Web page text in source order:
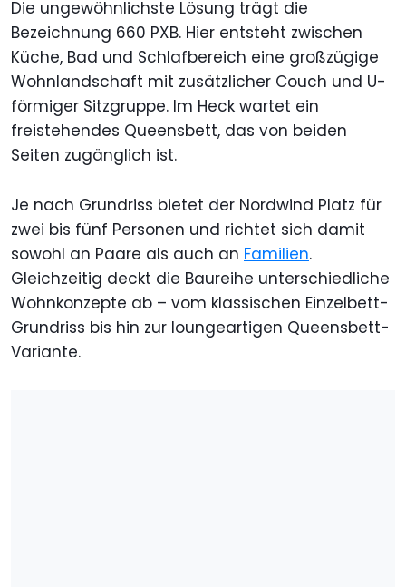
Die ungewöhnlichste Lösung trägt die
Bezeichnung 660 PXB. Hier entsteht zwischen
Küche, Bad und Schlafbereich eine großzügige
Wohnlandschaft mit zusätzlicher Couch und U-
förmiger Sitzgruppe. Im Heck wartet ein
freistehendes Queensbett, das von beiden
Seiten zugänglich ist.
Je nach Grundriss bietet der Nordwind Platz für
zwei bis fünf Personen und richtet sich damit
sowohl an Paare als auch an Familien.
Gleichzeitig deckt die Baureihe unterschiedliche
Wohnkonzepte ab – vom klassischen Einzelbett-
Grundriss bis hin zur loungeartigen Queensbett-
Variante.